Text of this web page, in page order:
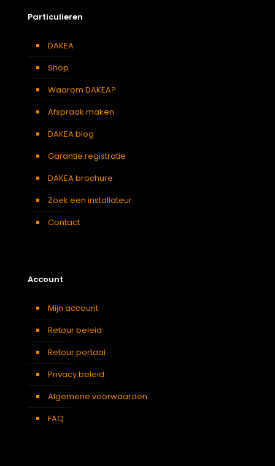
Particulieren
DAKEA
Shop
Waarom DAKEA?
Afspraak maken
DAKEA blog
Garantie registratie
DAKEA brochure
Zoek een installateur
Contact
Account
Mijn account
Retour beleid
Retour portaal
Privacy beleid
Algemene voorwaarden
FAQ